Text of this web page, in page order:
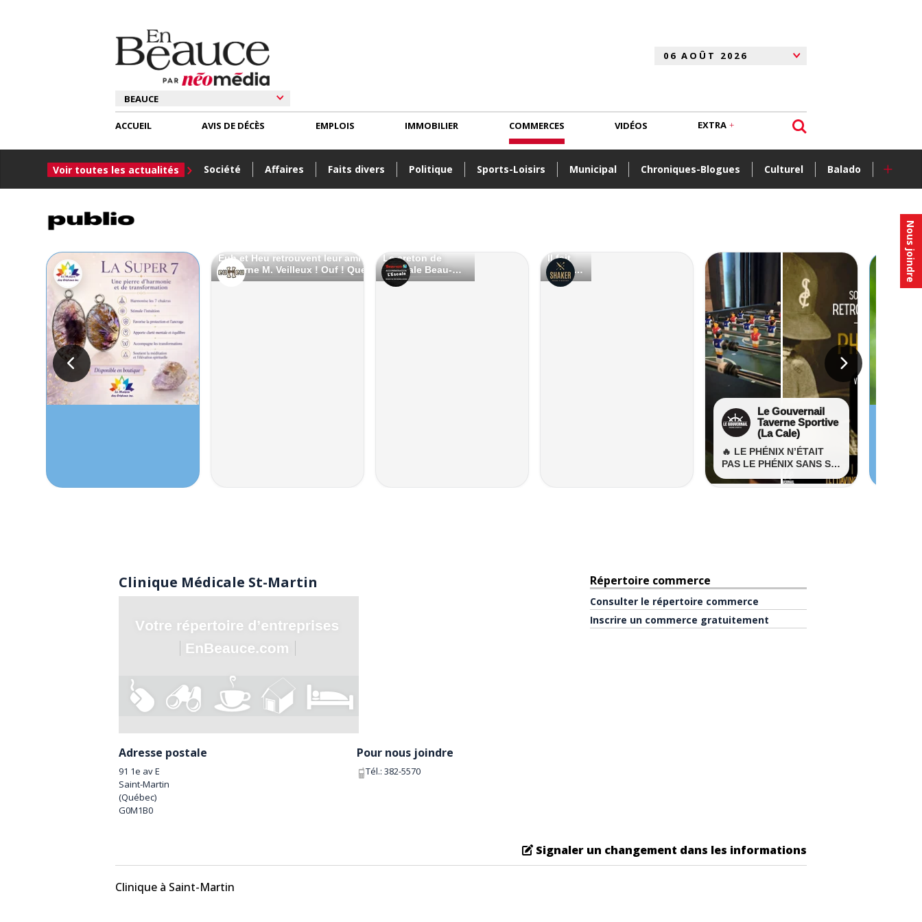
Nous joindre
ACCUEIL
Voir toutes les actualités Société Affaires Faits divers Politique Sports-Loisirs Municipal Chroniques-Blogues Culturel Balado +
AVIS DE DÉCÈS EMPLOIS IMMOBILIER COMMERCES VIDÉOS EXTRA
Clinique Médicale St-Martin
Adresse postale
91 1e av E
Saint-Martin
(Québec)
G0M1B0
Pour nous joindre
Tél.: 382-5570
Répertoire commerce
Consulter le répertoire commerce
Inscrire un commerce gratuitement
Signaler un changement dans les informations
Clinique à Saint-Martin